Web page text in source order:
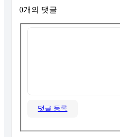
0개의 댓글
댓글 등록